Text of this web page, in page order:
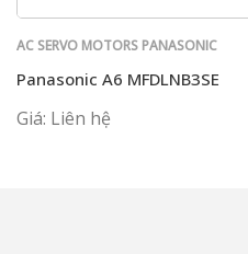
AC SERVO MOTORS PANASONIC
Panasonic A6 MFDLNB3SE
Giá: Liên hệ